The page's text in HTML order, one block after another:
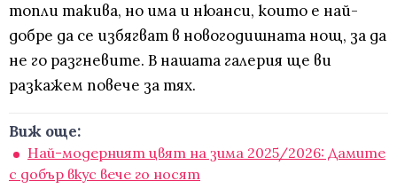
топли такива, но има и нюанси, които е най-
добре да се избягват в новогодишната нощ, за да
не го разгневите. В нашата галерия ще ви
разкажем повече за тях.
Виж още:
Най-модерният цвят на зима 2025/2026: Дамите
с добър вкус вече го носят